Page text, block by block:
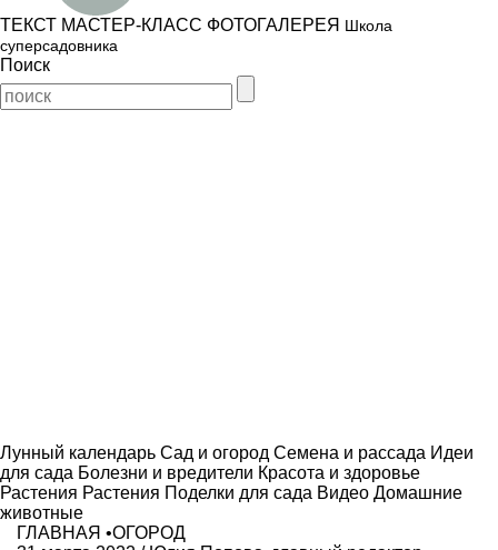
ТЕКСТ МАСТЕР-КЛАСС ФОТОГАЛЕРЕЯ Школа
суперсадовника
Поиск
Лунный календарь Сад и огород Семена и рассада Идеи
для сада Болезни и вредители Красота и здоровье
Растения Растения Поделки для сада Видео Домашние
животные
ГЛАВНАЯ •ОГОРОД